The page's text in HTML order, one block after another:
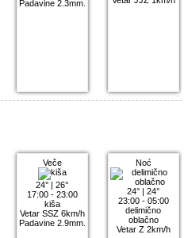
Padavine 2.3mm.
Veče
24° |26°
17:00 - 23:00
kiša
Vetar SSZ 6km/h
Padavine 2.9mm.
Noć
24° |24°
23:00 - 05:00
delimično
oblačno
Vetar Z 2km/h